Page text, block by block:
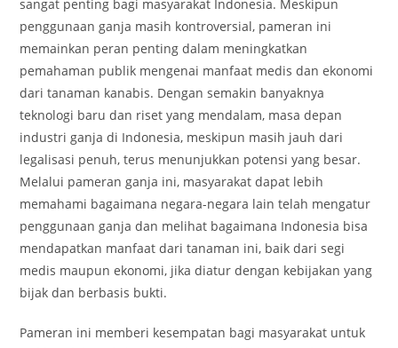
sangat penting bagi masyarakat Indonesia. Meskipun
penggunaan ganja masih kontroversial, pameran ini
memainkan peran penting dalam meningkatkan
pemahaman publik mengenai manfaat medis dan ekonomi
dari tanaman kanabis. Dengan semakin banyaknya
teknologi baru dan riset yang mendalam, masa depan
industri ganja di Indonesia, meskipun masih jauh dari
legalisasi penuh, terus menunjukkan potensi yang besar.
Melalui pameran ganja ini, masyarakat dapat lebih
memahami bagaimana negara-negara lain telah mengatur
penggunaan ganja dan melihat bagaimana Indonesia bisa
mendapatkan manfaat dari tanaman ini, baik dari segi
medis maupun ekonomi, jika diatur dengan kebijakan yang
bijak dan berbasis bukti.
Pameran ini memberi kesempatan bagi masyarakat untuk